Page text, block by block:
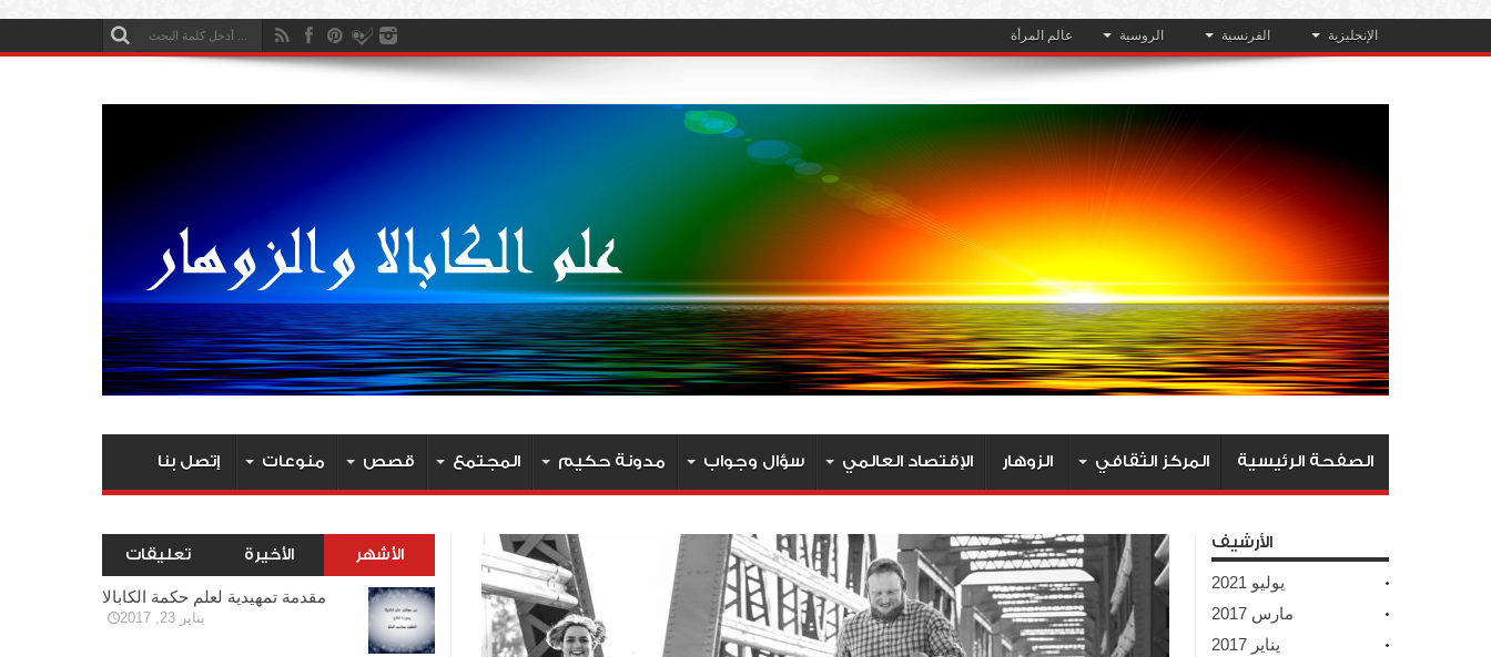
الإنجليزية الفرنسية الروسية عالم المرأة
الصفحة الرئيسية المركز الثقافي الزوهار الإقتصاد العالمي سؤال وجواب مدونة حكيم المجتمع قصص منوعات إتصل بنا
الأرشيف
يوليو 2021
مارس 2017
يناير 2017
الأشهر الأخيرة تعليقات
مقدمة تمهيدية لعلم حكمة الكابالا
يناير 23, 2017